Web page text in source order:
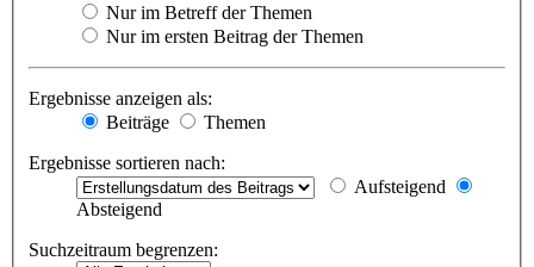
Nur im Betreff der Themen
Nur im ersten Beitrag der Themen
Ergebnisse anzeigen als:
Beiträge
Themen
Ergebnisse sortieren nach:
Aufsteigend
Absteigend
Suchzeitraum begrenzen: